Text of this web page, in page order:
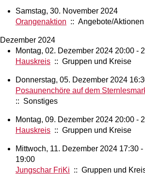
Samstag, 30. November 2024
Orangenaktion :: Angebote/Aktionen
Dezember 2024
Montag, 02. Dezember 2024 20:00 -
Hauskreis :: Gruppen und Kreise
Donnerstag, 05. Dezember 2024
Posaunenchöre auf dem
:: Sonstiges
Montag, 09. Dezember 2024 20:00 -
Hauskreis :: Gruppen und Kreise
Mittwoch, 11. Dezember 2024 17:30 -
19:00
Jungschar FriKi :: Gruppen und